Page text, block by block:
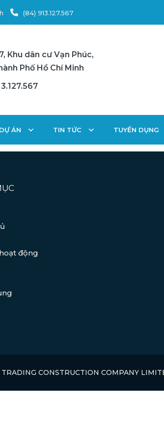
(84) 913.127.567
Khu dân cư Vạn Phúc,
Phố Hồ Chí Minh
DỰ ÁN TIN TỨC TUYỂN DỤNG
động
CONSTRUCTION COMPANY